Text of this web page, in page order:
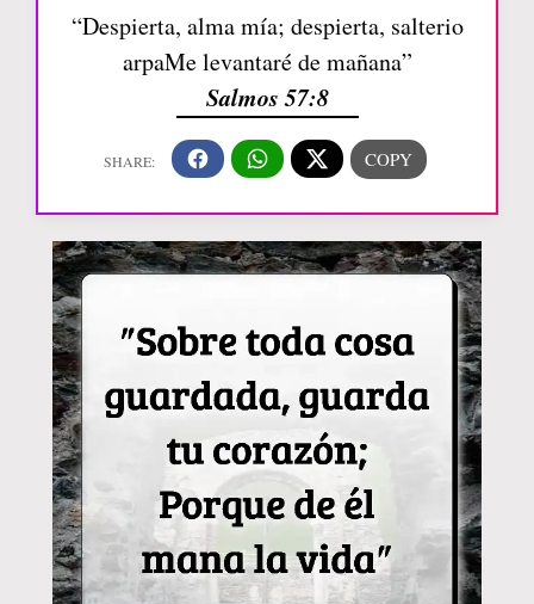
“Despierta, alma mía; despierta, salterio
arpaMe levantaré de mañana”
Salmos 57:8